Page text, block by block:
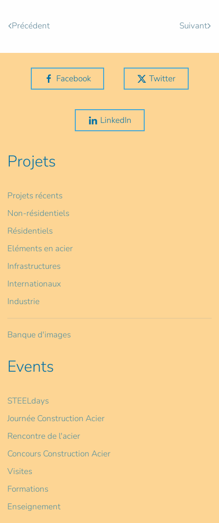
Précédent Suivant
Facebook Twitter
LinkedIn
Projets
Projets récents
Non-résidentiels
Résidentiels
Eléments en acier
Infrastructures
Internationaux
Industrie
Banque d'images
Events
STEELdays
Journée Construction Acier
Rencontre de l'acier
Concours Construction Acier
Visites
Formations
Enseignement